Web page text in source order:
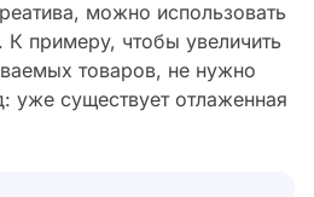
можно использовать
примеру, чтобы увеличить
товаров, не нужно
уже существует отлаженная